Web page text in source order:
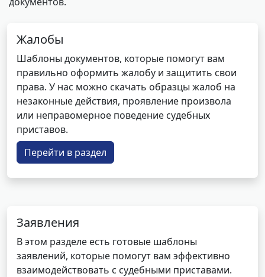
Жалобы
Шаблоны документов, которые помогут вам
правильно оформить жалобу и защитить свои
права. У нас можно скачать образцы жалоб на
незаконные действия, проявление произвола
или неправомерное поведение судебных
приставов.
Перейти в раздел
Заявления
В этом разделе есть готовые шаблоны
заявлений, которые помогут вам эффективно
взаимодействовать с судебными приставами.